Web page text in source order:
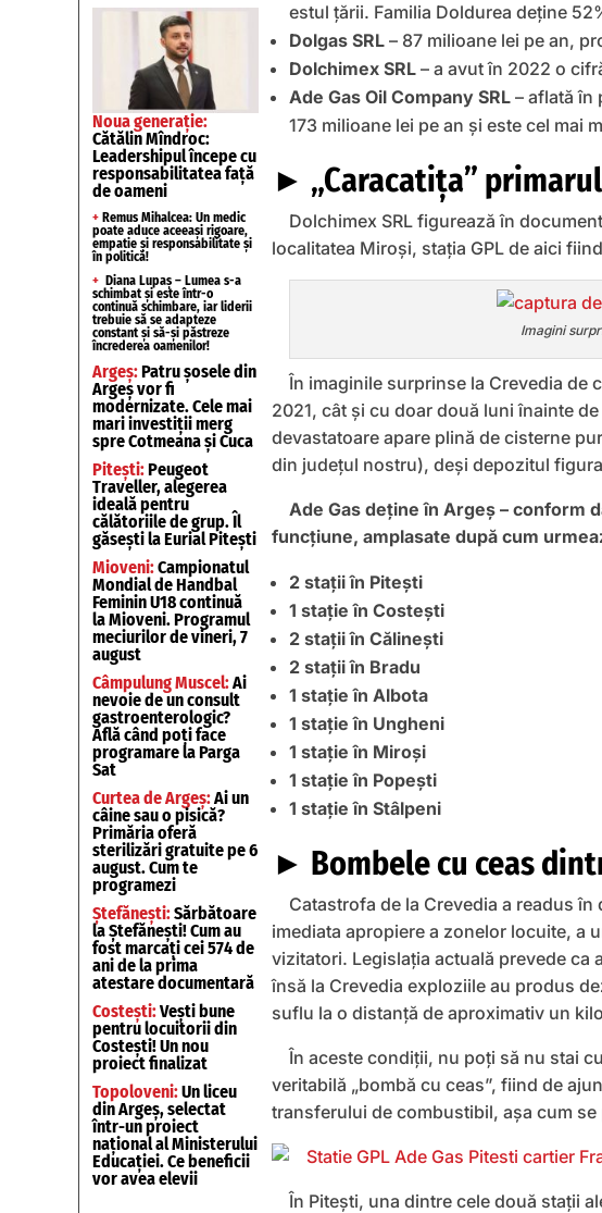
Noua generație:
Cătălin Mîndroc:
Leadershipul începe cu
responsabilitatea față
de oameni
+ Remus Mihalcea: Un medic
poate aduce aceeași rigoare,
empatie și responsabilitate și
în politică!
+ Diana Lupaș – Lumea s-a
schimbat și este într-o
continuă schimbare, iar liderii
trebuie să se adapteze
constant și să-și păstreze
încrederea oamenilor!
Argeș:Patru șosele din
Argeș vor fi
modernizate. Cele mai
mari investiții merg
spre Cotmeana și Cuca
Pitești:Peugeot
Traveller, alegerea
ideală pentru
călătoriile de grup. Îl
găsești la Eurial Pitești
Mioveni:Campionatul
Mondial de Handbal
Feminin U18 continuă
la Mioveni. Programul
meciurilor de vineri, 7
august
Câmpulung Muscel:Ai
nevoie de un consult
gastroenterologic?
Află când poți face
programare la Parga
Sat
Curtea de Argeș:Ai un
câine sau o pisică?
Primăria oferă
sterilizări gratuite pe 6
august. Cum te
programezi
Ștefănești:Sărbătoare
la Ștefănești! Cum au
fost marcați cei 574 de
ani de la prima
atestare documentară
Costești:Vești bune
pentru locuitorii din
Costești! Un nou
proiect finalizat
Topoloveni:Un liceu
din Argeș, selectat
într-un proiect
național al Ministerului
Educației. Ce beneficii
vor avea elevii
estul ţării. Familia Doldurea deţine
Dolgas SRL– 87 milioane lei pe an,
Dolchimex SRL– a avut în 2022 o
Ade Gas Oil Company SRL– aflată în
173 milioane lei pe an şi este cel mai
► „Caracatiţa”
Dolchimex SRL figurează în
localitatea Miroşi, staţia GPL de aici
Imagini
În imaginile surprinse la Crevedia de
2021, cât şi cu doar două luni înainte
devastatoare apare plină de cisterne
din judeţul nostru), deşi depozitul
Ade Gas deţine în Argeş – conform
funcţiune, amplasate după cum
2 staţii în Piteşti
1 staţie în Costeşti
2 staţii în Călineşti
2 staţii în Bradu
1 staţie în Albota
1 staţie în Ungheni
1 staţie în Miroşi
1 staţie în Popeşti
1 staţie în Stâlpeni
► Bombele cu ceas
Catastrofa de la Crevedia a readus
imediata apropiere a zonelor locuite, a
vizitatori. Legislaţia actuală prevede ca
însă la Crevedia exploziile au produs
suflu la o distanţă de aproximativ un
În aceste condiţii, nu poţi să nu stai
veritabilă „bombă cu ceas”, fiind de
transferului de combustibil, aşa cum
În Piteşti, una dintre cele două staţii